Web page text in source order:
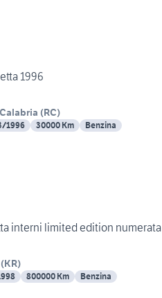
1996
(RC)
1996 30000 Km Benzina
interni limited edition numerata
(KR)
800000 Km Benzina